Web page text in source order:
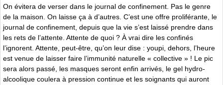
On évitera de verser dans le journal de confinement. Pas le genre
de la maison. On laisse ça à d’autres. C’est une offre proliférante, le
journal de confinement, depuis que la vie s’est laissé prendre dans
les rets de l’attente. Attente de quoi ? À vrai dire les confinés
l’ignorent. Attente, peut-être, qu’on leur dise : youpi, dehors, l’heure
est venue de laisser faire l’immunité naturelle « collective » ! Le pic
sera alors passé, les masques seront enfin arrivés, le gel hydro-
alcoolique coulera à pression continue et les soignants qui auront